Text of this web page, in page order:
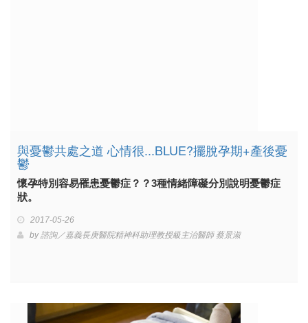
與憂鬱共處之道 心情很...BLUE?擺脫孕期+產後憂
鬱
懷孕特別容易罹患憂鬱症？？3種情緒障礙分別說明憂鬱症
狀。
2017-05-26
by諮詢／嘉義長庚醫院精神科助理教授級主治醫師 蔡景淑